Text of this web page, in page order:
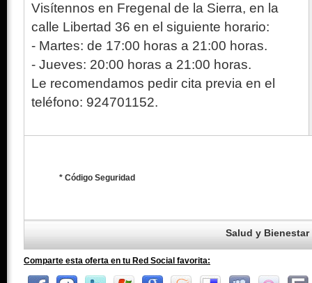
Visítennos en Fregenal de la Sierra, en la
calle Libertad 36 en el siguiente horario:
- Martes: de 17:00 horas a 21:00 horas.
- Jueves: 20:00 horas a 21:00 horas.
Le recomendamos pedir cita previa en el
teléfono: 924701152.
* Código Seguridad
Salud y Bienestar
Comparte esta oferta en tu Red Social favorita: